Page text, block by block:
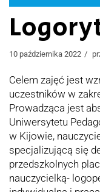
10 października 2022
Celem zajęć jest
uczestników w
Prowadząca jest
Uniwersytetu
w Kijowie,
specjalizującą się
przedszkolnych
nauczycielką-